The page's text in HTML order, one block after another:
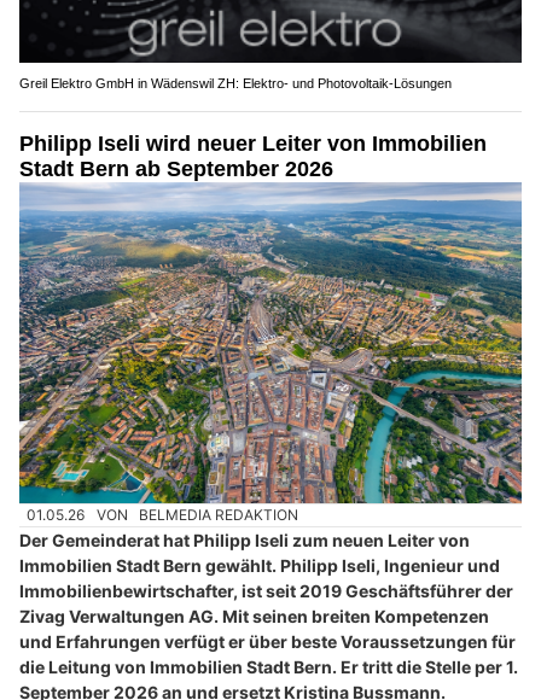
Greil Elektro GmbH in Wädenswil ZH: Elektro- und Photovoltaik-Lösungen
Philipp Iseli wird neuer Leiter von Immobilien
Stadt Bern ab September 2026
01.05.26 VON BELMEDIA REDAKTION
Der Gemeinderat hat Philipp Iseli zum neuen Leiter von
Immobilien Stadt Bern gewählt. Philipp Iseli, Ingenieur und
Immobilienbewirtschafter, ist seit 2019 Geschäftsführer der
Zivag Verwaltungen AG. Mit seinen breiten Kompetenzen
und Erfahrungen verfügt er über beste Voraussetzungen für
die Leitung von Immobilien Stadt Bern. Er tritt die Stelle per 1.
September 2026 an und ersetzt Kristina Bussmann.